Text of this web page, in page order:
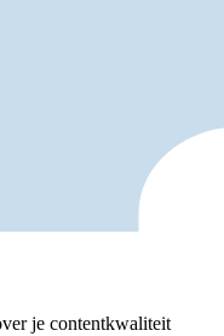
je contentkwaliteit